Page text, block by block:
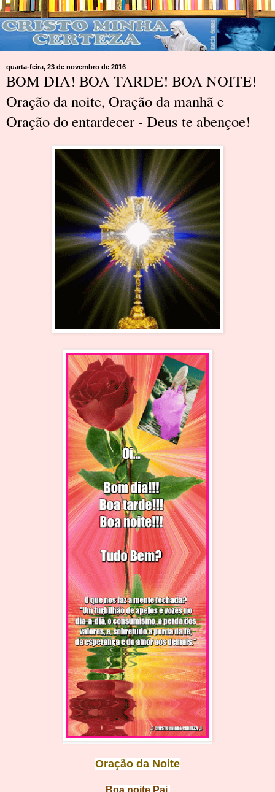
quarta-feira, 23 de novembro de 2016
BOM DIA! BOA TARDE! BOA NOITE!
Oração da noite, Oração da manhã e
Oração do entardecer - Deus te abençoe!
Oração da Noite